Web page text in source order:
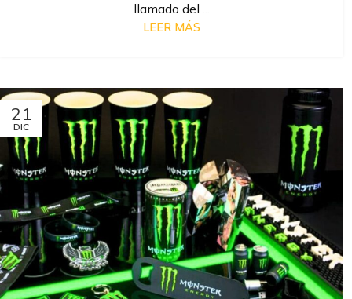
llamado del ...
LEER MÁS
21
DIC